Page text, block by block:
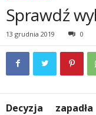
Sprawdź
13 grudnia 2019 0
Decyzja